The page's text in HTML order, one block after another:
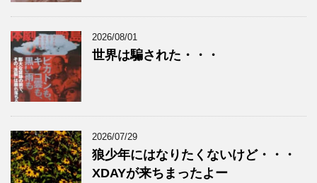
2026/08/01
世界は騙された・・・
2026/07/29
狼少年にはなりたくないけど・・・
XDAYが来ちまったよー